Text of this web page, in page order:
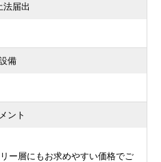
法届出
備
ント
ー層にもお求めやすい価格でご